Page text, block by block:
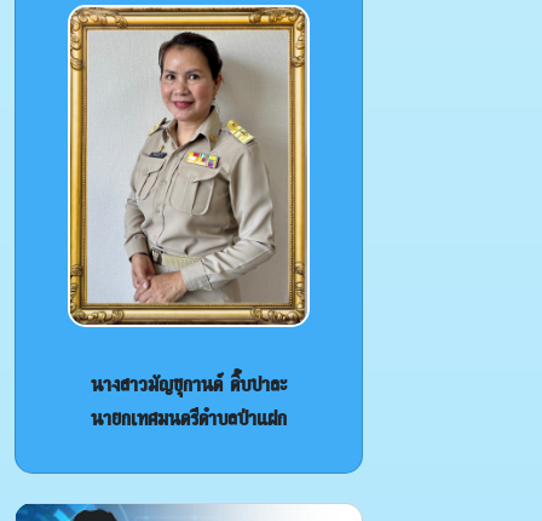
นางสาวมัญชุกานต์ ติ๊บปาละ
นายกเทศมนตรีตำบลป่าแฝก